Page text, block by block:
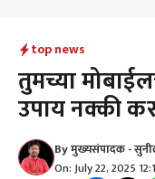
top news
तुमच्या
उपाय नक्की
Byमुख्यसंपादक -
On: July 22, 2025